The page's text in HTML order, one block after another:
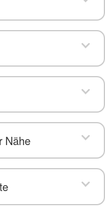
Nähe